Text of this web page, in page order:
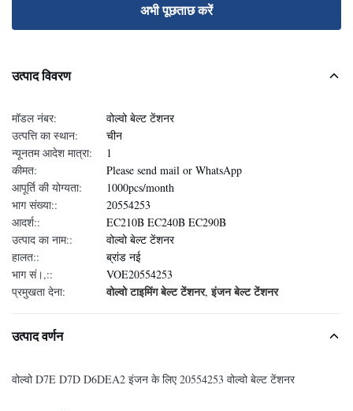
अभी पूछताछ करें
उत्पाद विवरण
मॉडल नंबर:
वोल्वो बेल्ट टेंशनर
उत्पत्ति का स्थान:
चीन
न्यूनतम आदेश मात्रा:
1
कीमत:
Please send mail or WhatsApp
आपूर्ति की योग्यता:
1000pcs/month
भाग संख्या::
20554253
आदर्श::
EC210B EC240B EC290B
उत्पाद का नाम::
वोल्वो बेल्ट टेंशनर
हालत::
ब्रांड नई
भाग सं।,::
VOE20554253
प्रमुखता देना:
वोल्वो टाइमिंग बेल्ट टेंशनर,इंजन बेल्ट टेंशनर
उत्पाद वर्णन
वोल्वो D7E D7D D6DEA2 इंजन के लिए 20554253 वोल्वो बेल्ट टेंशनर